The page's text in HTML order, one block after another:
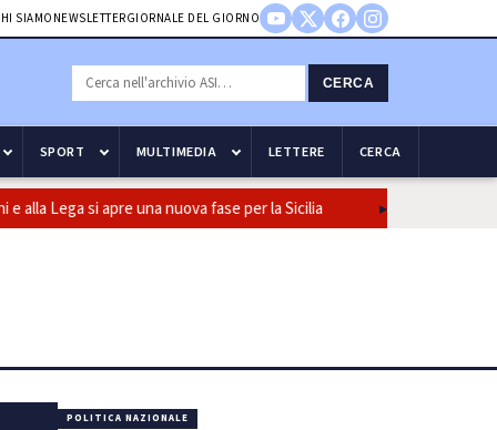
SIAMO NEWSLETTERGIORNALE DEL GIORNO
CERCA
SPORT MULTIMEDIA LETTERE CERCA
si apre una nuova fase per la Sicilia Olio, Confeuro-Asu:
POLITICA NAZIONALE